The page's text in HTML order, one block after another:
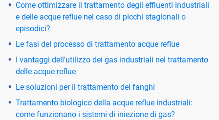
Come ottimizzare il trattamento degli effluenti industriali
e delle acque reflue nel caso di picchi stagionali o
episodici?
Le fasi del processo di trattamento acque reflue
I vantaggi dell'utilizzo dei gas industriali nel trattamento
delle acque reflue
Le soluzioni per il trattamento dei fanghi
Trattamento biologico della acque reflue industriali:
come funzionano i sistemi di iniezione di gas?